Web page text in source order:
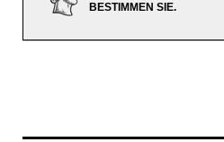
BESTIMMEN SIE.